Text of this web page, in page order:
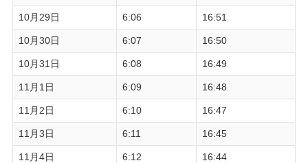
10月29日 6:06 16:51
10月30日 6:07 16:50
10月31日 6:08 16:49
11月1日 6:09 16:48
11月2日 6:10 16:47
11月3日 6:11 16:45
11月4日 6:12 16:44